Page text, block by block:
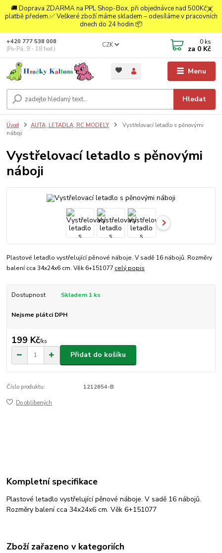
🚚 Doprava ZDARMA na PPL Shop-Box, při objednávce nad 500Kč a
platbě předem.✅ Veškeré zboží máme skladem – odesíláme v pracovních
dnech do 24 hodin.📦
Menu
CZK
Hledat
+420 777 538 008
(Po-Pá, 9 - 18 hod.)
0 ks
za 0 Kč
Úvod AUTA, LETADLA, RC MODELY
Vystřelovací letadlo s pěnovými
náboji
Vystřelovací letadlo s pěnovými
náboji
Plastové letadlo vystřelující pěnové náboje. V sadě 16 nábojů. Rozměry
balení cca 34x24x6 cm. Věk 6+151077 celý popis
Dostupnost Skladem 1 ks
Nejsme plátci DPH
199 Kč/ks
Přidat do košíku
Číslo produktu: 1212654-B
Do oblíbených
Kompletní specifikace
Plastové letadlo vystřelující pěnové náboje. V sadě 16 nábojů.
Rozměry balení cca 34x24x6 cm. Věk 6+151077
Zboží zařazeno v kategoriích